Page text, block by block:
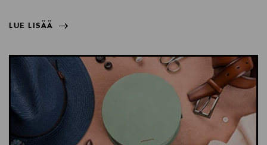
LUE LISÄÄ
LUE LISÄÄ